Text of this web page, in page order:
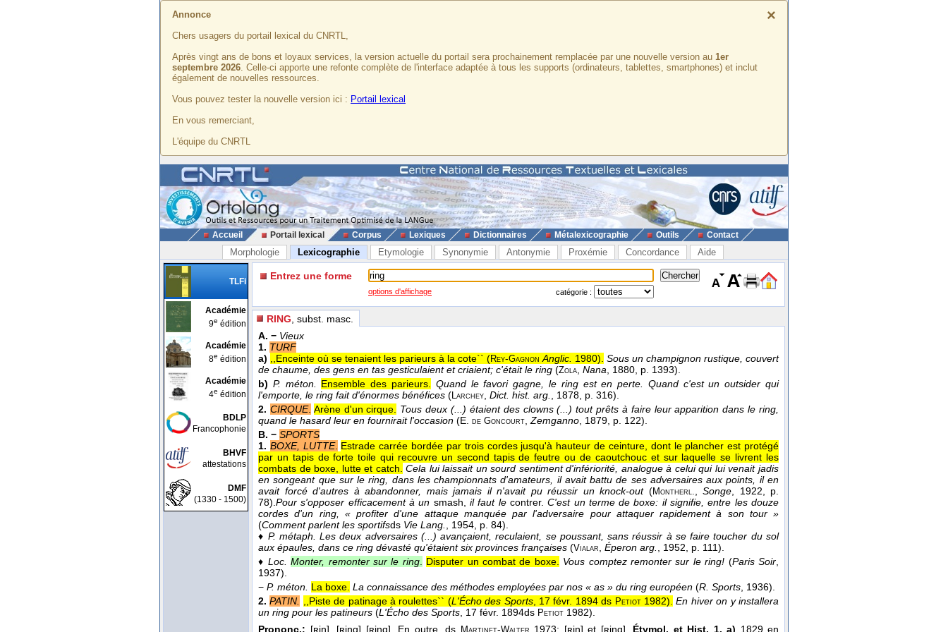
×
Annonce
Chers usagers du portail lexical du CNRTL,
Après vingt ans de bons et loyaux services, la version actuelle du portail sera prochainement remplacée par une nouvelle version au 1er
septembre 2026. Celle-ci apporte une refonte complète de l'interface adaptée à tous les supports (ordinateurs, tablettes, smartphones) et inclut
également de nouvelles ressources.
Vous pouvez tester la nouvelle version ici : Portail lexical
En vous remerciant,
L'équipe du CNRTL
Accueil Portail lexical Corpus Lexiques Dictionnaires Métalexicographie Outils Contact
Morphologie Lexicographie Etymologie Synonymie Antonymie Proxémie Concordance Aide
TLFi
Académie
9e édition
Académie
8e édition
Académie
4e édition
BDLP
Francophonie
BHVF
attestations
DMF
(1330 - 1500)
Entrez une forme
options d'affichage catégorie :
RING , subst. masc.
A. − Vieux
1. TURF
a) ,,Enceinte où se tenaient les parieurs à la cote`` (Rey-GagnonAnglic. 1980). Sous un champignon rustique, couvert
de chaume, des gens en tas gesticulaient et criaient; c'était le ring (Zola, Nana, 1880, p. 1393).
b) P. méton. Ensemble des parieurs. Quand le favori gagne, le ring est en perte. Quand c'est un outsider qui
l'emporte, le ring fait d'énormes bénéfices (Larchey, Dict. hist. arg., 1878, p. 316).
2. CIRQUE. Arène d'un cirque. Tous deux (...) étaient des clowns (...) tout prêts à faire leur apparition dans le ring,
quand le hasard leur en fournirait l'occasion (E. de Goncourt,Zemganno, 1879, p. 122).
B. − SPORTS
1. BOXE, LUTTE. Estrade carrée bordée par trois cordes jusqu'à hauteur de ceinture, dont le plancher est protégé
par un tapis de forte toile qui recouvre un second tapis de feutre ou de caoutchouc et sur laquelle se livrent les
combats de boxe, lutte et catch. Cela lui laissait un sourd sentiment d'infériorité, analogue à celui qui lui venait jadis
en songeant que sur le ring, dans les championnats d'amateurs, il avait battu de ses adversaires aux points, il en
avait forcé d'autres à abandonner, mais jamais il n'avait pu réussir un knock-out(Montherl., Songe, 1922, p.
78).Pour s'opposer efficacement à un smash, il faut lecontrer.C'est un terme de boxe: il signifie, entre les douze
cordes d'un ring, « profiter d'une attaque manquée par l'adversaire pour attaquer rapidement à son tour »
(Comment parlent les sportifsds Vie Lang., 1954, p. 84).
♦ P. métaph. Les deux adversaires (...) avançaient, reculaient, se poussant, sans réussir à se faire toucher du sol
aux épaules, dans ce ring dévasté qu'étaient six provinces françaises (Vialar, Éperon arg., 1952, p. 111).
♦ Loc. Monter, remonter sur le ring. Disputer un combat de boxe. Vous comptez remonter sur le ring! (Paris Soir,
1937).
− P. méton. La boxe. La connaissance des méthodes employées par nos « as » du ring européen (R. Sports, 1936).
2. PATIN. ,,Piste de patinage à roulettes`` (L'Écho des Sports, 17 févr. 1894 ds Petiot1982). En hiver on y installera
un ring pour les patineurs (L'Écho des Sports, 17 févr. 1894ds Petiot 1982).
Prononc.: [ʀiŋ], [ʀiŋg] [ʀing]. En outre, ds - 1973: [ʀiŋ] et [ʀiŋg]. Étymol. et Hist. 1. a) 1829 en